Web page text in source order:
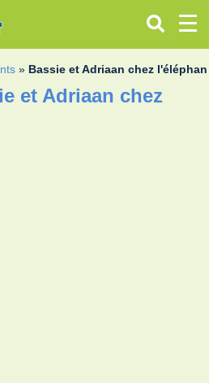
» Bassie et Adriaan chez
et Adriaan chez